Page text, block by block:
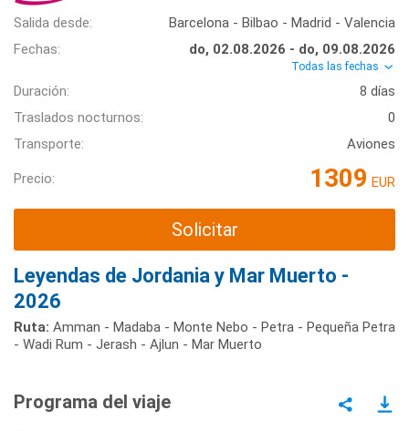
Salida desde:
Barcelona - Bilbao - Madrid - Valencia
Fechas:
do, 02.08.2026 - do, 09.08.2026
Todas las fechas
Duración:
8 días
Traslados nocturnos:
0
Transporte:
Aviones
Precio: 1309 EUR
Solicitar
Leyendas de Jordania y Mar Muerto -
2026
Ruta: Amman - Madaba - Monte Nebo - Petra - Pequeña Petra
- Wadi Rum - Jerash - Ajlun - Mar Muerto
Programa del viaje